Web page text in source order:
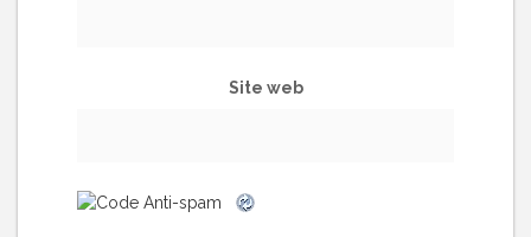
Site web